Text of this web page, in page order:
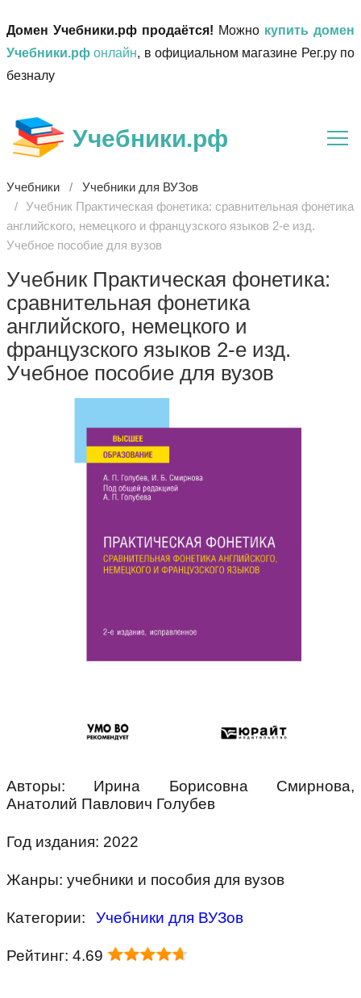
Домен Учебники.рф продаётся! Можно купить домен
Учебники.рф онлайн, в официальном магазине Рег.ру по
безналу
Учебники.рф
Учебники
Учебники для ВУЗов
Учебник Практическая фонетика: сравнительная фонетика
английского, немецкого и французского языков 2-е изд.
Учебное пособие для вузов
Учебник Практическая фонетика:
сравнительная фонетика
английского, немецкого и
французского языков 2-е изд.
Учебное пособие для вузов
Авторы: Ирина Борисовна Смирнова,
Анатолий Павлович Голубев
Год издания: 2022
Жанры: учебники и пособия для вузов
Категории: Учебники для ВУЗов
Рейтинг: 4.69